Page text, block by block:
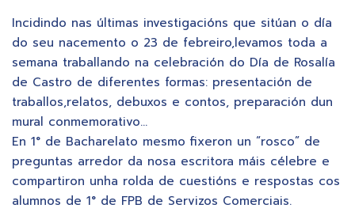
Incidindo nas últimas investigacións que sitúan o día
do seu nacemento o 23 de febreiro,levamos toda a
semana traballando na celebración do Día de Rosalía
de Castro de diferentes formas: presentación de
traballos,relatos, debuxos e contos, preparación dun
mural conmemorativo…
En 1° de Bacharelato mesmo fixeron un “rosco” de
preguntas arredor da nosa escritora máis célebre e
compartiron unha rolda de cuestións e respostas cos
alumnos de 1° de FPB de Servizos Comerciais.